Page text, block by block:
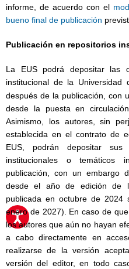
informe, de acuerdo con el
bueno final de publicación
Publicación en repositorios
La EUS podrá depositar las
institucional de la Universidad
después de la publicación, con
desde la puesta en
Asimismo, los autores, sin
establecida en el contrato de
EUS, podrán depositar
institucionales o temáticos
publicación, con un embargo
desde el año de edición de
publicada en octubre de
enero de 2027). En caso de
los autores que aún no hayan
a cabo directamente en
realizarse de la versión
versión del editor, en todo